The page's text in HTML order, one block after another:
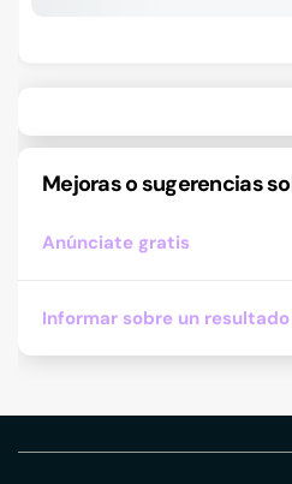
Mejoras o sugerencias
Anúnciate gratis
Informar sobre un